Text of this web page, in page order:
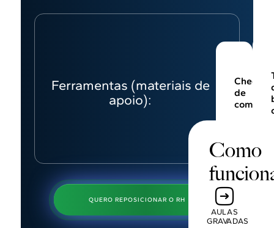
Ferramentas (materiais de
apoio):
de
QUERO REPOSICIONAR O RH
Como
AULAS
GRAVADAS